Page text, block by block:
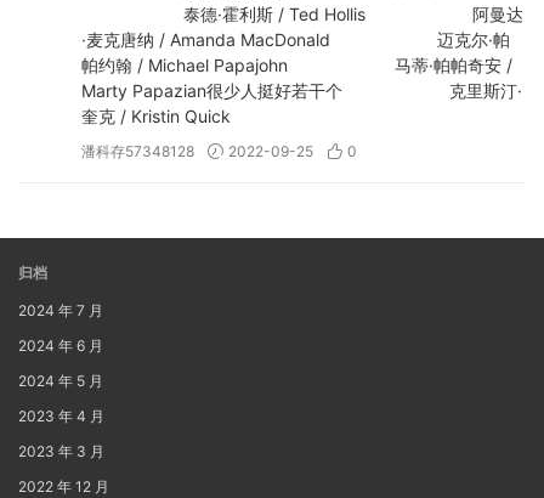
泰德·霍利斯 / Ted Hollis 阿曼达
·麦克唐纳 / Amanda MacDonald 迈克尔·帕
帕约翰 / Michael Papajohn 马蒂·帕帕奇安 /
Marty Papazian很少人挺好若干个 克里斯汀·
奎克 / Kristin Quick
潘科存57348128 2022-09-25 0
归档
2024 年 7 月
2024 年 6 月
2024 年 5 月
2023 年 4 月
2023 年 3 月
2022 年 12 月